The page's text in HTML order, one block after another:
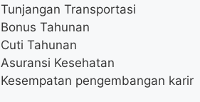
Tunjangan Transportasi
Bonus Tahunan
Cuti Tahunan
Asuransi Kesehatan
Kesempatan pengembangan karir